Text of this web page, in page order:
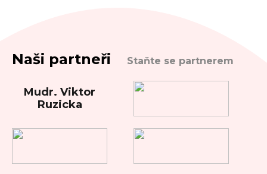
Naši partneři Staňte se partnerem
Mudr. Viktor
Ruzicka